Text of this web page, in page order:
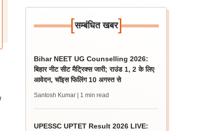
[सम्बंधित खबर]
Bihar NEET UG Counselling 2026:
बिहार नीट सीट मैट्रिक्स जारी; राउंड 1, 2 के लिए
आवेदन, चॉइस फिलिंग 10 अगस्त से
Santosh Kumar | 1 min read
UPESSC UPTET Result 2026 LIVE: